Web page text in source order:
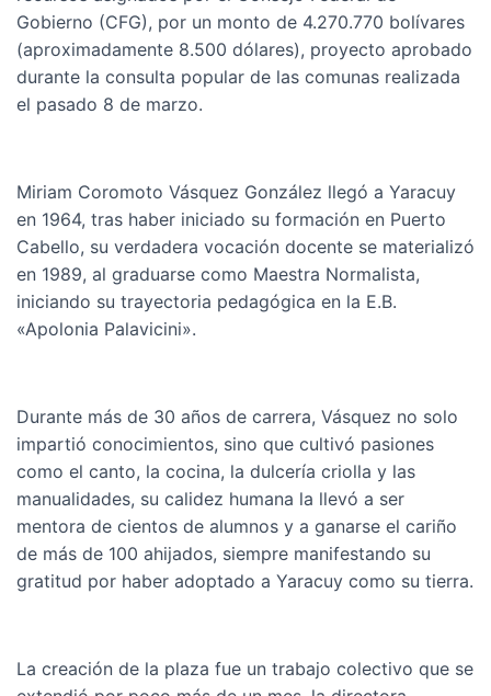
Gobierno (CFG), por un monto de 4.270.770 bolívares
(aproximadamente 8.500 dólares), proyecto aprobado
durante la consulta popular de las comunas realizada
el pasado 8 de marzo.
Miriam Coromoto Vásquez González llegó a Yaracuy
en 1964, tras haber iniciado su formación en Puerto
Cabello, su verdadera vocación docente se materializó
en 1989, al graduarse como Maestra Normalista,
iniciando su trayectoria pedagógica en la E.B.
«Apolonia Palavicini».
Durante más de 30 años de carrera, Vásquez no solo
impartió conocimientos, sino que cultivó pasiones
como el canto, la cocina, la dulcería criolla y las
manualidades, su calidez humana la llevó a ser
mentora de cientos de alumnos y a ganarse el cariño
de más de 100 ahijados, siempre manifestando su
gratitud por haber adoptado a Yaracuy como su tierra.
La creación de la plaza fue un trabajo colectivo que se